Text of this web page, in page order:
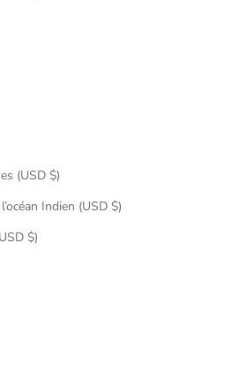
(USD $)
Indien (USD $)
$)